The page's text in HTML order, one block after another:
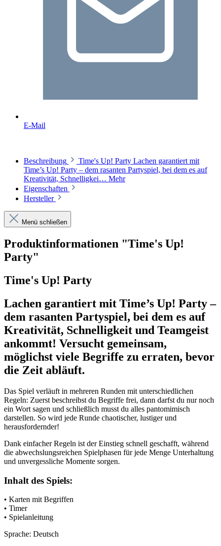
E-Mail
Beschreibung
Time's Up! Party Lachen garantiert mit
Time’s Up! Party – dem rasanten Partyspiel, bei dem es auf
Kreativität, Schnelligkei… Mehr
Eigenschaften
Hersteller
Menü schließen
Produktinformationen "Time's Up!
Party"
Time's Up! Party
Lachen garantiert mit Time’s Up! Party–
dem rasanten Partyspiel, bei dem es auf
Kreativität, Schnelligkeit und Teamgeist
ankommt! Versucht gemeinsam,
möglichst viele Begriffe zu erraten, bevor
die Zeit abläuft.
Das Spiel verläuft in mehreren Runden mit unterschiedlichen
Regeln: Zuerst beschreibst du Begriffe frei, dann darfst du nur noch
ein Wort sagen und schließlich musst du alles pantomimisch
darstellen. So wird jede Runde chaotischer, lustiger und
herausfordernder!
Dank einfacher Regeln ist der Einstieg schnell geschafft, während
die abwechslungsreichen Spielphasen für jede Menge Unterhaltung
und unvergessliche Momente sorgen.
Inhalt des Spiels:
• Karten mit Begriffen
• Timer
• Spielanleitung
Sprache: Deutsch